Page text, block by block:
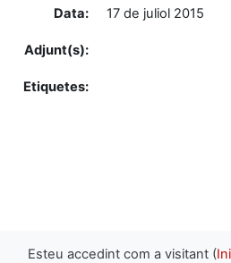
Data: 17 de juliol 2015
Adjunt(s):
Etiquetes:
Esteu accedint com a visitant (